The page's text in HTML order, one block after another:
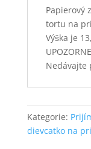
Papierový
tortu na
Výška je
Nedávajte
Kategorie:
dievcatko na